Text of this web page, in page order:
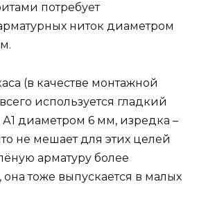
потребует
ниток диаметром
(в качестве монтажной
используется гладкий
А1 диаметром 6 мм, изредка –
не мешает для этих целей
арматуру более
она тоже выпускается в малых